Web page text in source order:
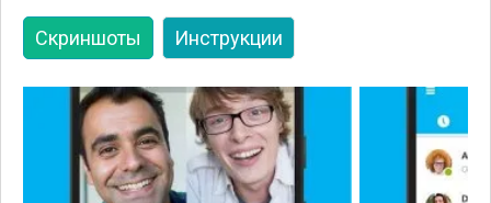
Скриншоты Инструкции